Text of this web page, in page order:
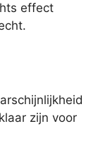
effect
zijn voor